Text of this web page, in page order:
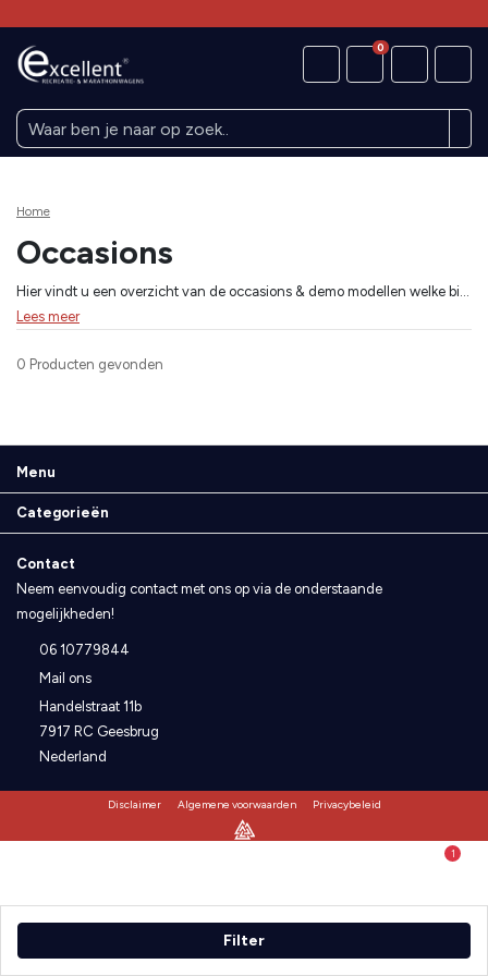
0
Home
Occasions
Hier vindt u een overzicht van de occasions & demo modellen welke bij de Excellent dealers op voorraad staan, indien een van de aangeboden wagens uw belangstelling heeft kunt u direkt contact opnemen met de betreffende dealer. Ondanks wij dit onderdeel van de site dagelijks bij werken kan het voorkomen dat de occasion welke uw belangstelling heeft reeds verkocht is. Daarom adviseren wij u om teleurstellingen te voorkomen contact op te nemen met de betreffende dealer of deze nog niet verkocht is alvorens u de dealer gaat bezoeken. Indien tussen het aanbod geen passende wagen voor u staat kunt u ook contact opnemen met een van de dealers en informeer of er nog een voor u passende occasion binnenkomt.
Lees meer
Filter
0 Producten gevonden
1
Menu
Categorieën
Contact
Neem eenvoudig contact met ons op via de onderstaande
mogelijkheden!
06 10779844
Mail ons
Handelstraat 11b
7917 RC Geesbrug
Nederland
Disclaimer Algemene voorwaarden Privacybeleid